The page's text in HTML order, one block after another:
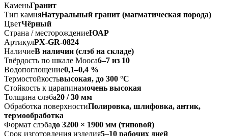
КаменьГранит
Тип камняНатуральный гранит (магматическая порода)
ЦветЧёрный
Страна / месторождениеЮАР
АртикулPX-GR-0824
НаличиеВ наличии (слэб на складе)
Твёрдость по шкале Мооса6–7 из 10
Водопоглощение0,1–0,4 %
Термостойкостьвысокая, до 300 °C
Стойкость к царапинамочень высокая
Толщина слэба20 / 30 мм
Обработка поверхностиПолировка, шлифовка, антик,
термообработка
Формат слэбадо 3200 × 1900 мм (типовой)
Срок изготовления изделия5–10 рабочих дней